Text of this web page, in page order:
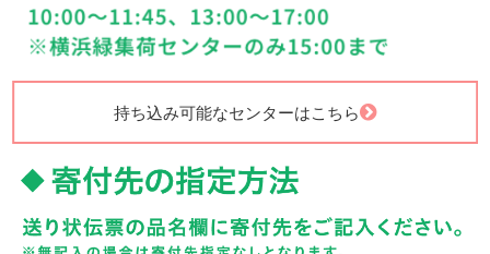
持ち込み可能なセンターはこちら